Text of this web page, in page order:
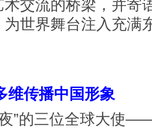
术交流的桥梁，并寄
为世界舞台注入充满
维传播中国形象
”的三位全球大使